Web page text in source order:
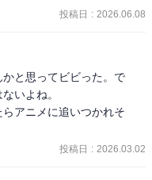
ず「まだ生きてるんか
のFateファンとしては嬉し
うな複雑な気持ち。多分
。
コするし、椿ちゃんがか
いてるので今から読むの
投稿日 : 2026.06.08
と思ってビビった。で
いよね。
アニメに追いつかれそ
投稿日 : 2026.03.02